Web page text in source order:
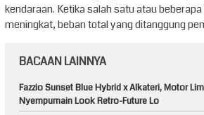
kendaraan. Ketika salah satu atau
meningkat, beban total yang ditanggung
BACAAN LAINNYA
Fazzio Sunset Blue Hybrid x Alkateri, Motor
Nyempurnain Look Retro-Future Lo